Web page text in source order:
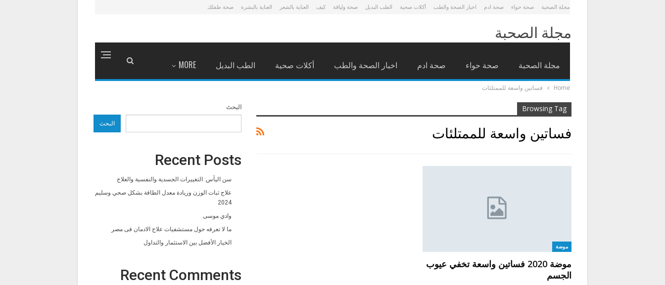
مجلة الصحبة صحة حواء صحة ادم اخبار الصحة والطب أكلات صحية الطب البديل صحة ولياقة كيف العناية بالشعر العناية بالبشرة صحة طفلك
مجلة الصحبة
مجلة الصحبة صحة حواء صحة ادم اخبار الصحة والطب أكلات صحية الطب البديل MORE
Home فساتين واسعة للممتلئات
Browsing Tag
فساتين واسعة للممتلئات
موضة
موضة 2020 فساتين واسعة تخفي عيوب
الجسم
البحث
البحث
Recent Posts
سن اليأس: التغييرات الجسدية والنفسية والعلاج
علاج ثبات الوزن وزيادة معدل الطاقة بشكل صحي وسليم
2024
وادي موسى
ما لا تعرفه حول مستشفيات علاج الادمان فى مصر
الخيار الأفضل بين الاستثمار والتداول
Recent Comments